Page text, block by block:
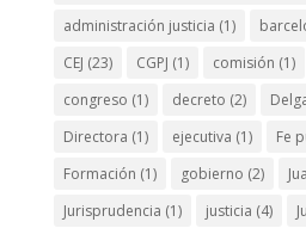
administración justicia (1)
CEJ (23) CGPJ (1) comisión (1)
congreso (1) decreto (2)
Directora (1) ejecutiva (1) Fe
Formación (1) gobierno (2)
Jurisprudencia (1) justicia (4)